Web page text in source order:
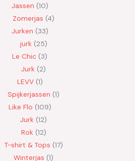
Jassen 10
Zomerjas 4
Jurken 33
jurk 25
Le Chic 3
Jurk 2
LEVV 1
Spijkerjassen 1
Like Flo 109
Jurk 12
Rok 12
T-shirt & Tops 17
Winterjas 1